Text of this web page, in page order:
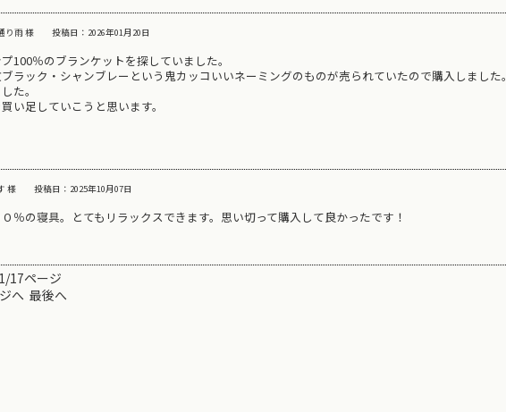
り雨 様 投稿日：2026年01月20日
100％のブランケットを探していました。
ラック・シャンブレーという鬼カッコいいネーミングのものが売られていたので購入しました。
た。
い足していこうと思います。
様 投稿日：2025年10月07日
％の寝具。とてもリラックスできます。思い切って購入して良かったです！
17ページ
へ 最後へ